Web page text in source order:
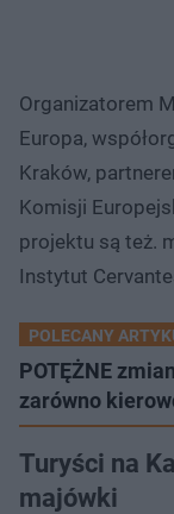
Organizatorem
Europa,
Kraków,
Komisji
projektu są też.
Instytut
POLECANY
POTĘŻNE
zarówno
Turyści na
majówki